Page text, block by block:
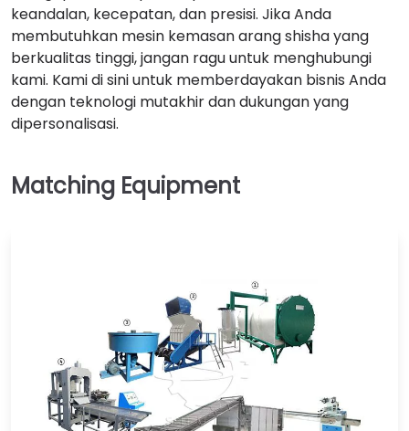
keandalan, kecepatan, dan presisi. Jika Anda
membutuhkan mesin kemasan arang shisha yang
berkualitas tinggi, jangan ragu untuk menghubungi
kami. Kami di sini untuk memberdayakan bisnis Anda
dengan teknologi mutakhir dan dukungan yang
dipersonalisasi.